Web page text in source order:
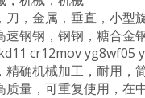
，金属，垂直，小型
钢钢，钢钢，糖合金
cr12mov yg8wf05
确机械加工，耐用，
量，可重复使用，在